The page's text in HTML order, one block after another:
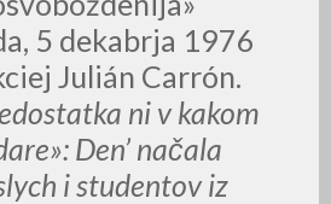
5 dekabrja 1976
Julián Carrón.
ni v kakom
Den’ načala
i studentov iz
RICERCA AVANZATA »
TROVATI